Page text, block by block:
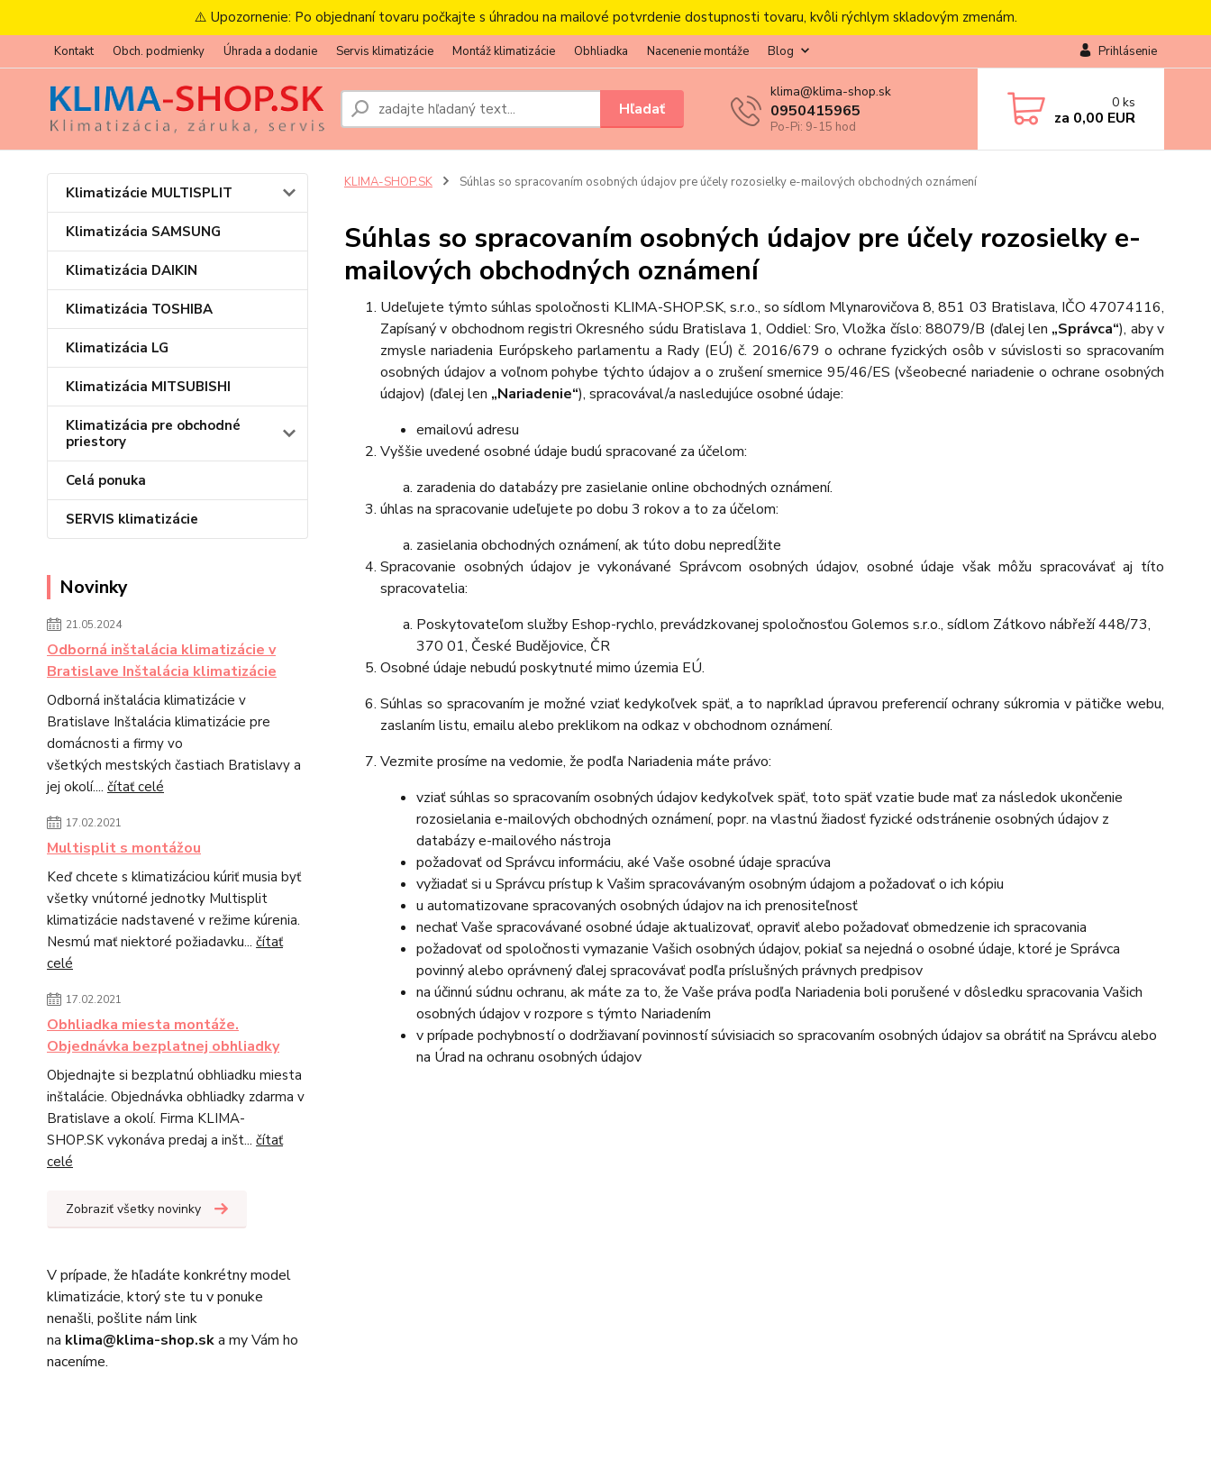
⚠️ Upozornenie: Po objednaní tovaru počkajte s úhradou na mailové potvrdenie dostupnosti tovaru, kvôli rýchlym skladovým zmenám.
Kontakt Obch. podmienky Úhrada a dodanie Servis klimatizácie Montáž klimatizácie Obhliadka Nacenenie montáže Blog Prihlásenie
Hľadať
klima@klima-shop.sk
0950415965
Po-Pi: 9-15 hod
0 ks
za 0,00 EUR
Klimatizácie MULTISPLIT
Klimatizácia SAMSUNG
Klimatizácia DAIKIN
Klimatizácia TOSHIBA
Klimatizácia LG
Klimatizácia MITSUBISHI
Klimatizácia pre obchodné
priestory
Celá ponuka
SERVIS klimatizácie
Novinky
21.05.2024
Odborná inštalácia klimatizácie v
Bratislave Inštalácia klimatizácie
Odborná inštalácia klimatizácie v
Bratislave Inštalácia klimatizácie pre
domácnosti a firmy vo
všetkých mestských častiach Bratislavy a
jej okolí.... čítať celé
17.02.2021
Multisplit s montážou
Keď chcete s klimatizáciou kúriť musia byť
všetky vnútorné jednotky Multisplit
klimatizácie nadstavené v režime kúrenia.
Nesmú mať niektoré požiadavku... čítať
celé
17.02.2021
Obhliadka miesta montáže.
Objednávka bezplatnej obhliadky
Objednajte si bezplatnú obhliadku miesta
inštalácie. Objednávka obhliadky zdarma v
Bratislave a okolí. Firma KLIMA-
SHOP.SK vykonáva predaj a inšt... čítať
celé
Zobraziť všetky novinky
V prípade, že hľadáte konkrétny model
klimatizácie, ktorý ste tu v ponuke
nenašli, pošlite nám link
na klima@klima-shop.ska my Vám ho
naceníme.
KLIMA-SHOP.SK Súhlas so spracovaním osobných údajov pre účely rozosielky e-mailových obchodných oznámení
Súhlas so spracovaním osobných údajov pre účely rozosielky e-
mailových obchodných oznámení
Udeľujete týmto súhlas spoločnosti KLIMA-SHOP.SK, s.r.o., so sídlom Mlynarovičova 8, 851 03 Bratislava, IČO 47074116,
Zapísaný v obchodnom registri Okresného súdu Bratislava 1, Oddiel: Sro, Vložka číslo: 88079/B (ďalej len „Správca“), aby v
zmysle nariadenia Európskeho parlamentu a Rady (EÚ) č. 2016/679 o ochrane fyzických osôb v súvislosti so spracovaním
osobných údajov a voľnom pohybe týchto údajov a o zrušení smernice 95/46/ES (všeobecné nariadenie o ochrane osobných
údajov) (ďalej len „Nariadenie“), spracovával/a nasledujúce osobné údaje:
emailovú adresu
Vyššie uvedené osobné údaje budú spracované za účelom:
zaradenia do databázy pre zasielanie online obchodných oznámení.
úhlas na spracovanie udeľujete po dobu 3 rokov a to za účelom:
zasielania obchodných oznámení, ak túto dobu nepredĺžite
Spracovanie osobných údajov je vykonávané Správcom osobných údajov, osobné údaje však môžu spracovávať aj títo
spracovatelia:
Poskytovateľom služby Eshop-rychlo, prevádzkovanej spoločnosťou Golemos s.r.o., sídlom Zátkovo nábřeží 448/73,
370 01, České Budějovice, ČR
Osobné údaje nebudú poskytnuté mimo územia EÚ.
Súhlas so spracovaním je možné vziať kedykoľvek späť, a tonapríklad úpravou preferencií ochrany súkromia v pätičke webu,
zaslaním listu, emailu alebo preklikom na odkaz v obchodnom oznámení.
Vezmite prosíme na vedomie, že podľa Nariadenia máte právo:
vziať súhlas so spracovaním osobných údajov kedykoľvek späť, toto späť vzatie bude mať za následokukončenie
rozosielania e-mailových obchodných oznámení, popr. na vlastnú žiadosť fyzické odstránenie osobných údajov z
databázy e-mailového nástroja
požadovať od Správcu informáciu, aké Vaše osobné údaje spracúva
vyžiadať si u Správcu prístup k Vašim spracovávaným osobným údajom a požadovať o ich kópiu
u automatizovane spracovaných osobných údajov na ich prenositeľnosť
nechať Vaše spracovávané osobné údaje aktualizovať, opraviť alebo požadovať obmedzenie ich spracovania
požadovať od spoločnosti vymazanie Vašich osobných údajov, pokiaľ sa nejedná o osobné údaje, ktoré je Správca
povinný alebo oprávnený ďalej spracovávať podľa príslušných právnych predpisov
na účinnú súdnu ochranu, ak máte za to, že Vaše práva podľa Nariadenia boli porušené v dôsledku spracovania Vašich
osobných údajov v rozpore s týmto Nariadením
v prípade pochybností o dodržiavaní povinností súvisiacich so spracovaním osobných údajov sa obrátiť na Správcu alebo
na Úrad na ochranu osobných údajov